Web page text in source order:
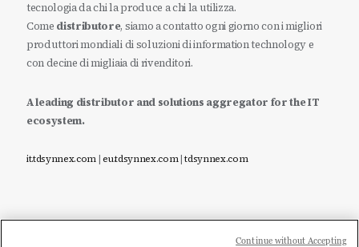
tecnologia da chi la produce a chi la utilizza.
Come distributore, siamo a contatto ogni giorno con i migliori
produttori mondiali di soluzioni di information technology e
con decine di migliaia di rivenditori.
A leading distributor and solutions aggregator for the IT
ecosystem.
it.tdsynnex.com|eu.tdsynnex.com|tdsynnex.com
Continue without Accepting